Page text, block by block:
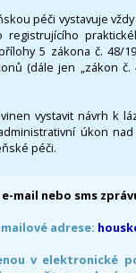
péči vystavuje
registrujícího
5 zákona č. 48/
(dále jen „zákon
vystavit návrh k
úkon
péči.
mail nebo sms
adrese:
v elektronické